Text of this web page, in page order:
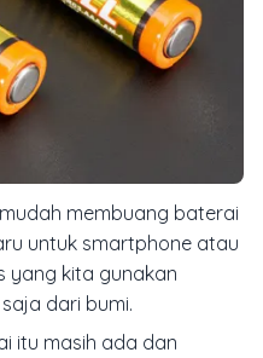
membuang baterai
untuk smartphone atau
yang kita gunakan
dari bumi.
itu masih ada dan